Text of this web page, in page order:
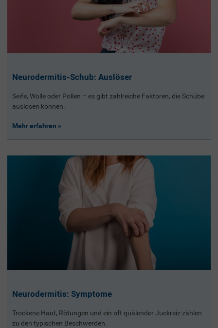
Neurodermitis-Schub: Auslöser
Seife, Wolle oder Pollen – es gibt zahlreiche Faktoren, die Schübe
auslösen können.
Mehr erfahren
Neurodermitis: Symptome
Trockene Haut, Rötungen und ein oft quälender Juckreiz zählen
zu den typischen Beschwerden.